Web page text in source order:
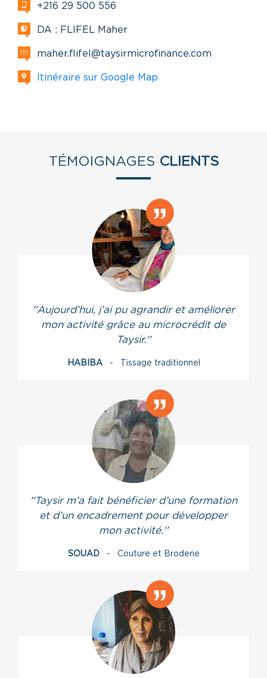
+216 29 500 556
DA : FLIFEL Maher
maher.flifel@taysirmicrofinance.com
Itinéraire sur Google Map
TÉMOIGNAGES CLIENTS
''Aujourd’hui, j’ai pu agrandir et améliorer
mon activité grâce au microcrédit de
Taysir.''
HABIBA- Tissage traditionnel
''Taysir m’a fait bénéficier d’une formation
et d’un encadrement pour développer
mon activité.''
SOUAD- Couture et Broderie